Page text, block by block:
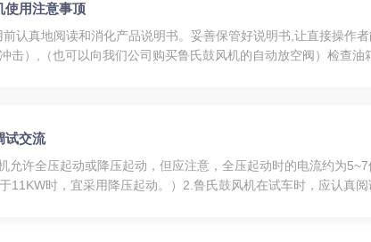
使用注意事顶
认真地阅读和消化产品说明书。妥善保管好说明书,让直接操作
击）,（也可以向我们公司购买鲁氏鼓风机的自动放空阀）检查
试交流
允许全压起动或降压起动，但应注意，全压起动时的电流约为
11KW时，宜采用降压起动。）2.鲁氏鼓风机在试车时，应认真